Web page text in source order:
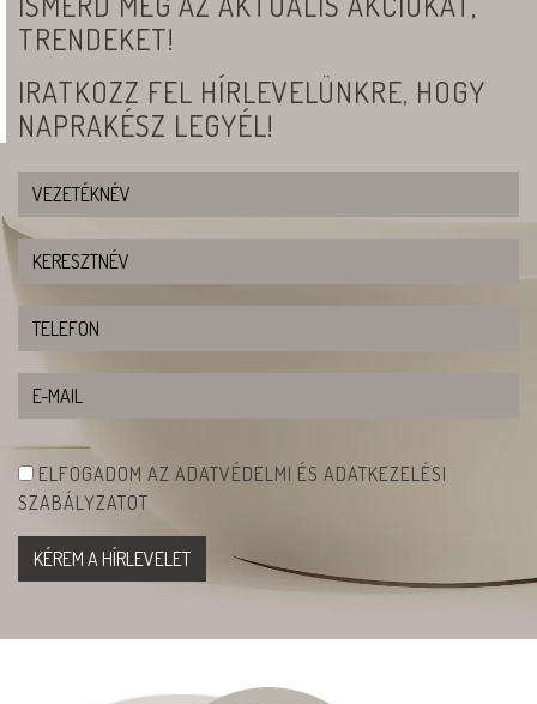
TRENDEKET!
IRATKOZZ FEL HÍRLEVELÜNKRE, HOGY
NAPRAKÉSZ LEGYÉL!
ELFOGADOM AZ ADATVÉDELMI ÉS ADATKEZELÉSI
SZABÁLYZATOT